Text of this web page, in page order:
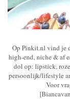
Op Pinkit.nl vind je
high-end, niche & af
dol op: lipstick,
persoonlijk/lifestyle
Voor